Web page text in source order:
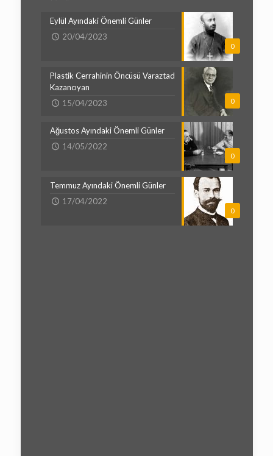
0
Eylül Ayındaki Önemli Günler
20/04/2023
0
Plastik Cerrahinin Öncüsü Varaztad
Kazancıyan
15/04/2023
0
Ağustos Ayındaki Önemli Günler
14/05/2022
0
Temmuz Ayındaki Önemli Günler
17/04/2022